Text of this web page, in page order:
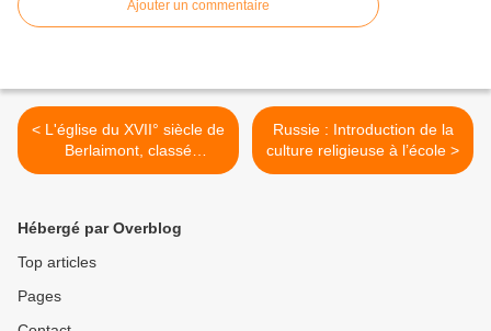
Ajouter un commentaire
< L'église du XVII° siècle de
Berlaimont, classé
monument historique,
Russie : Introduction de la
culture religieuse à l’école >
Hébergé par Overblog
Top articles
Pages